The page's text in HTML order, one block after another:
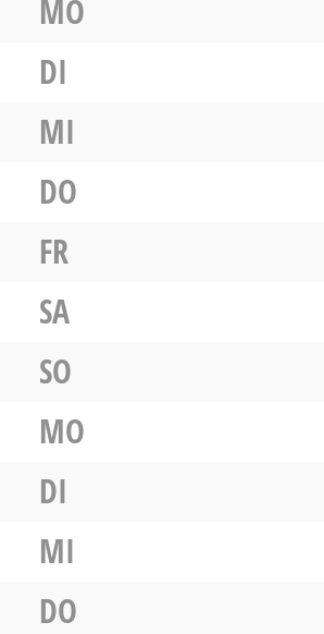
MO
DI
MI
DO
FR
SA
SO
MO
DI
MI
DO